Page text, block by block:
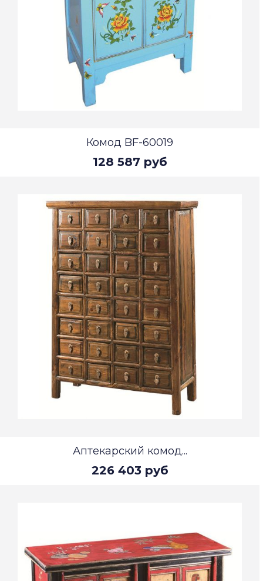
Комод BF-60019
128 587 руб
Аптекарский комод...
226 403 руб